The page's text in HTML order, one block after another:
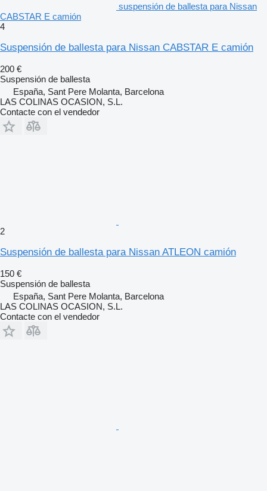
suspensión de ballesta para Nissan
CABSTAR E camión
4
Suspensión de ballesta para Nissan CABSTAR E camión
200 €
Suspensión de ballesta
España, Sant Pere Molanta, Barcelona
LAS COLINAS OCASION, S.L.
Contacte con el vendedor
2
Suspensión de ballesta para Nissan ATLEON camión
150 €
Suspensión de ballesta
España, Sant Pere Molanta, Barcelona
LAS COLINAS OCASION, S.L.
Contacte con el vendedor